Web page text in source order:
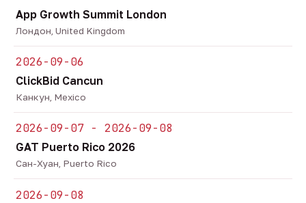
App Growth Summit London
Лондон, United Kingdom
2026-09-06
ClickBid Cancun
Канкун, Mexico
2026-09-07 - 2026-09-08
GAT Puerto Rico 2026
Сан-Хуан, Puerto Rico
2026-09-08